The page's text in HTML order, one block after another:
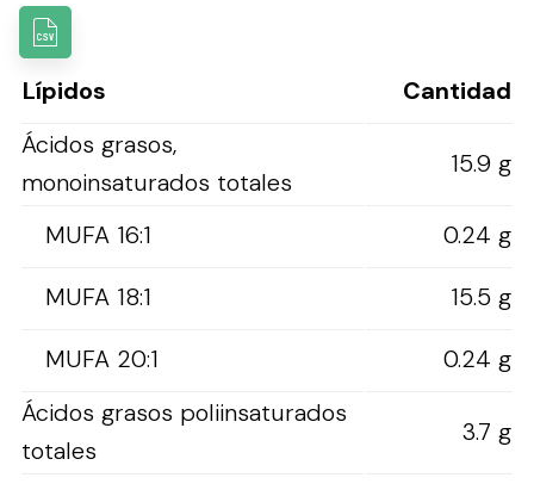
Lípidos
Cantidad
Ácidos grasos,
monoinsaturados totales
15.9 g
MUFA 16:1
0.24 g
MUFA 18:1
15.5 g
MUFA 20:1
0.24 g
Ácidos grasos poliinsaturados
totales
3.7 g